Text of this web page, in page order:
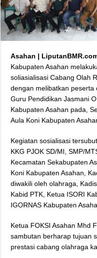
Asahan |
Kabupaten Asahan
soliasialisasi Cabang Olah
dengan melibatkan peserta
Guru Pendidikan Jasmani
Kabupaten Asahan pada,
Aula Koni Kabupaten
Kegiatan sosialisasi
KKG PJOK SD/MI, SMP/
Kecamatan Sekabupaten
Koni Kabupaten Asahan,
diwakili oleh olahraga,
Kabid PTK, Ketua ISORI
IGORNAS Kabupaten
Ketua FOKSI Asahan Mhd
sambutan berharap tujuan
prestasi cabang olahraga